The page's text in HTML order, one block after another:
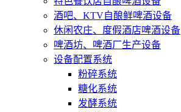
酒吧、KTV自酿鲜啤酒设备
休闲农庄、度假酒店啤酒设备
啤酒坊、啤酒厂生产设备
设备配置系统
粉碎系统
糖化系统
发酵系统